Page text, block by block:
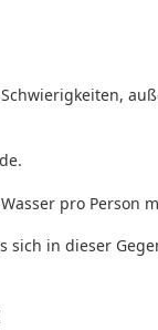
pro Person
sich in dieser